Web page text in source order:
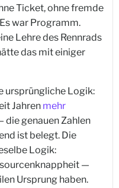
Ticket, ohne fremde
war Programm.
Lehre des Rennrads
das mit einiger
ursprüngliche Logik:
Jahren mehr
die genauen Zahlen
ist belegt. Die
Logik:
—
Ursprung haben.